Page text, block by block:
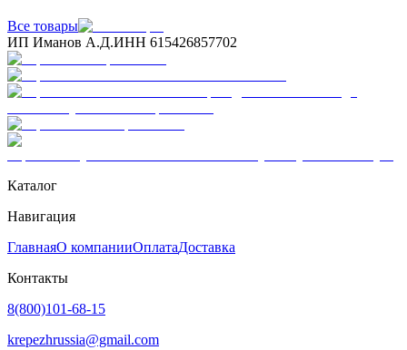
Все товары
ИП Иманов А.Д.ИНН 615426857702
Каталог
Навигация
ГлавнаяО компанииОплатаДоставка
Контакты
8(800)101-68-15
krepezhrussia@gmail.com